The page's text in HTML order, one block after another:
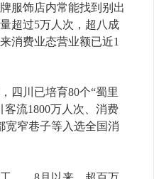
服饰店内常能找到别出
超过5万人次，超八成
消费业态营业额已近1
川已培育80个“蜀里
流1800万人次、消费
宽窄巷子等入选全国消